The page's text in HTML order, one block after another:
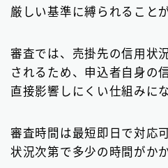
厳しい基準に縛られること
審査では、売掛先の信用状
されるため、申込者自身の
直接影響しにくい仕組みに
審査時間は最短即日で対応
状況次第で多少の時間がか